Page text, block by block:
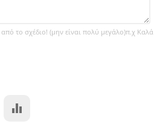
το σχέδιο! (μην είναι πολύ μεγάλο)π.χ Καλά